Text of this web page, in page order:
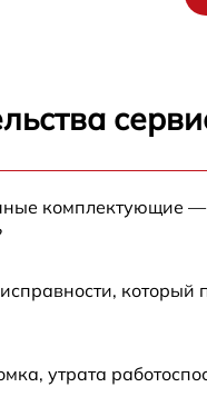
комплектующие
утрата